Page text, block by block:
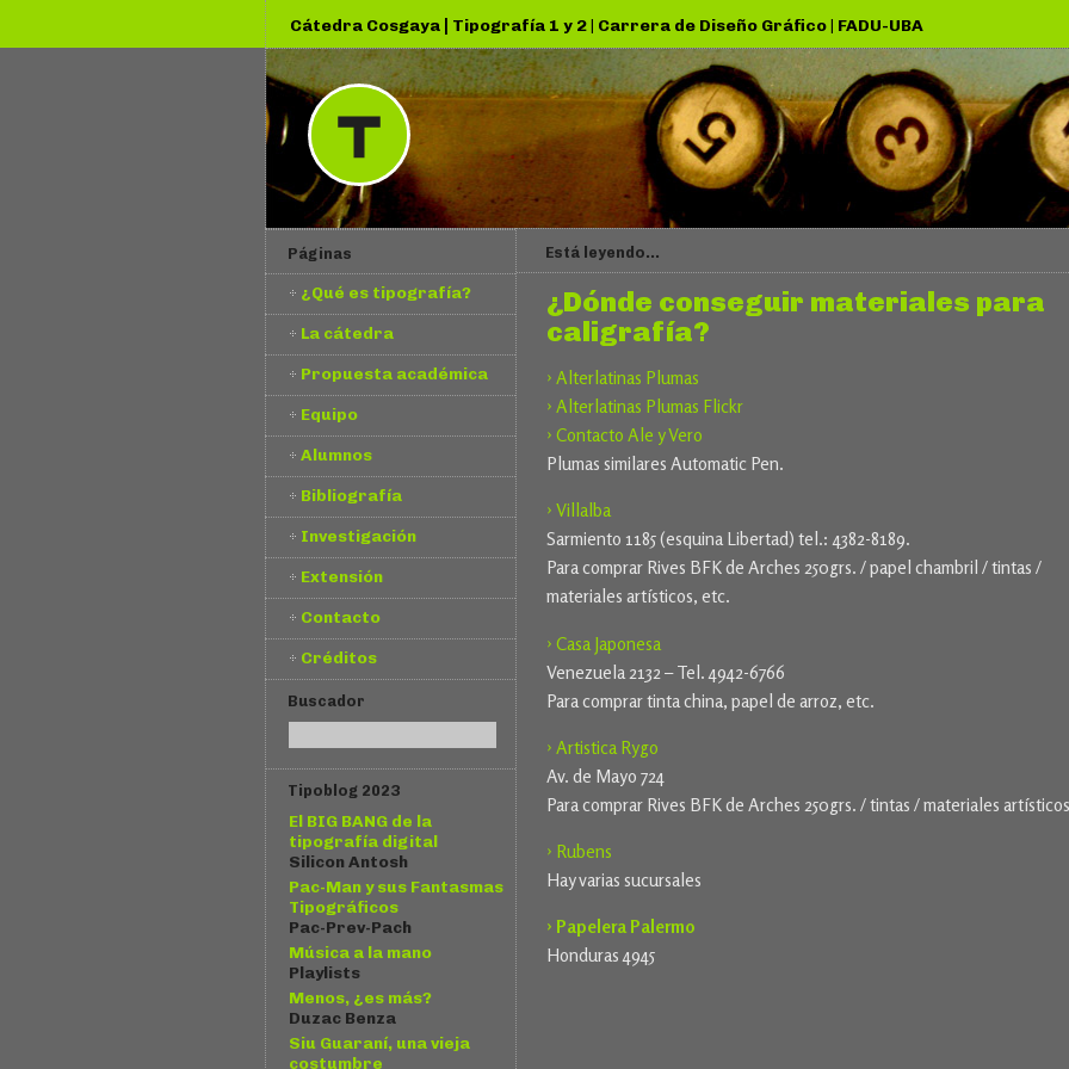
Cátedra Cosgaya | Tipografía 1 y 2| Carrera de Diseño Gráfico| FADU-UBA
Está leyendo...
¿Dónde conseguir materiales para
caligrafía?
› Alterlatinas Plumas
› Alterlatinas Plumas Flickr
› Contacto Ale y Vero
Plumas similares Automatic Pen.
› Villalba
Sarmiento 1185 (esquina Libertad) tel.: 4382-8189.
Para comprar Rives BFK de Arches 250grs. / papel chambril / tintas /
materiales artísticos, etc.
› Casa Japonesa
Venezuela 2132 – Tel. 4942-6766
Para comprar tinta china, papel de arroz, etc.
› Artistica Rygo
Av. de Mayo 724
Para comprar Rives BFK de Arches 250grs. / tintas / materiales
› Rubens
Hay varias sucursales
› Papelera Palermo
Honduras 4945
Páginas
¿Qué es tipografía?
La cátedra
Propuesta académica
Equipo
Alumnos
Bibliografía
Investigación
Extensión
Contacto
Créditos
Buscador
Tipoblog 2023
El BIG BANG de la
tipografía digital
Silicon Antosh
Pac-Man y sus Fantasmas
Tipográficos
Pac-Prev-Pach
Música a la mano
Playlists
Menos, ¿es más?
Duzac Benza
Siu Guaraní, una vieja
costumbre